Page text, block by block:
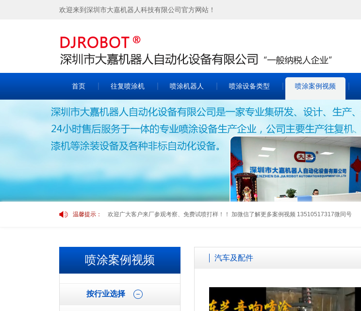
欢迎来到深圳市大嘉机器人科技有限公司官方网站！
首页 往复喷涂机 喷涂机器人 喷涂设备类型 喷涂案例视频
温馨提示：
欢迎广大客户来厂参观考察、免费试喷打样！！ 加微信了解更多案例视频 13510517317微同号
喷涂案例视频
按行业选择
汽车及配件